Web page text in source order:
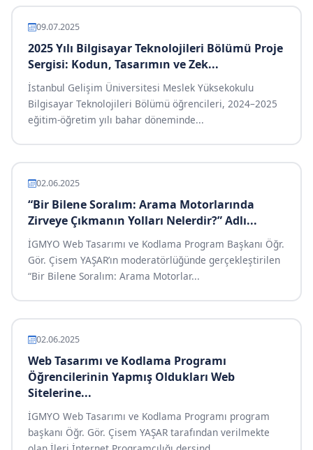
09.07.2025
2025 Yılı Bilgisayar Teknolojileri Bölümü Proje
Sergisi: Kodun, Tasarımın ve Zek...
İstanbul Gelişim Üniversitesi Meslek Yüksekokulu
Bilgisayar Teknolojileri Bölümü öğrencileri, 2024–2025
eğitim-öğretim yılı bahar döneminde...
02.06.2025
“Bir Bilene Soralım: Arama Motorlarında
Zirveye Çıkmanın Yolları Nelerdir?” Adlı...
İGMYO Web Tasarımı ve Kodlama Program Başkanı Öğr.
Gör. Çisem YAŞAR’ın moderatörlüğünde gerçekleştirilen
“Bir Bilene Soralım: Arama Motorlar...
02.06.2025
Web Tasarımı ve Kodlama Programı
Öğrencilerinin Yapmış Oldukları Web
Sitelerine...
İGMYO Web Tasarımı ve Kodlama Programı program
başkanı Öğr. Gör. Çisem YAŞAR tarafından verilmekte